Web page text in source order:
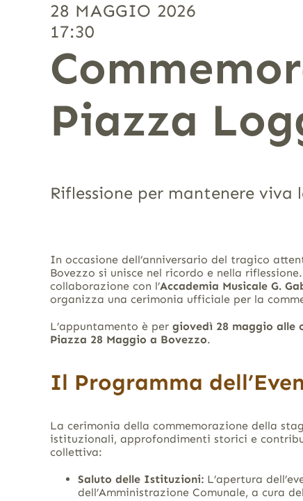
28 MAGGIO 2026
17:30
Piazza
Riflessione per mantenere
In occasione dell’anniversario del tragico
Bovezzo si unisce nel ricordo e nella riflessione.
collaborazione con l’Accademia Musicale G.
organizza una cerimonia ufficiale per la
L’appuntamento è per giovedì 28 maggio alle
Piazza 28 Maggio a Bovezzo.
Il Programma
La cerimonia della commemorazione della
istituzionali, approfondimenti storici e
collettiva:
Saluto delle Istituzioni:L’apertura
dell’Amministrazione Comunale, a cura